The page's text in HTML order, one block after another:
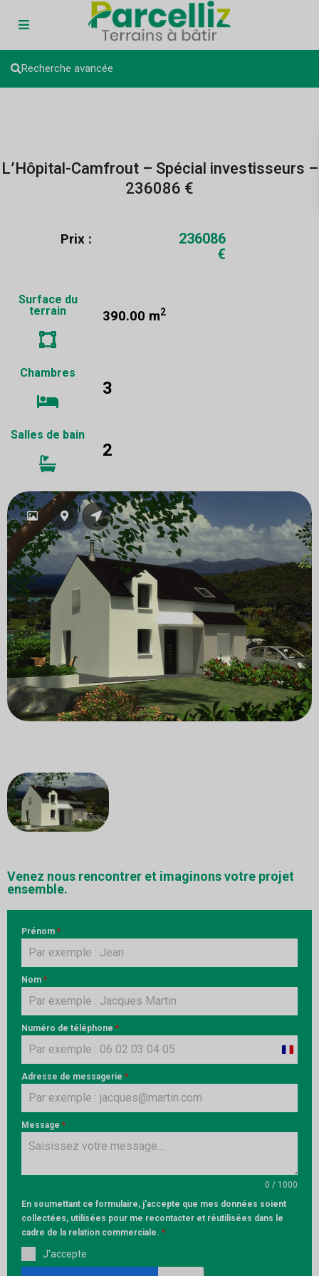
Recherche avancée
L’Hôpital-Camfrout – Spécial investisseurs –
236086 €
Prix :
236086
€
Surface du
terrain
390.00 m2
Chambres
3
Salles de bain
2
Venez nous rencontrer et imaginons votre projet
ensemble.
Prénom *
Nom *
Numéro de téléphone *
France
Adresse de messagerie *
Message *
0 / 1000
En soumettant ce formulaire, j'accepte que mes données soient
collectées, utilisées pour me recontacter et réutilisées dans le
cadre de la relation commerciale. *
J'accepte